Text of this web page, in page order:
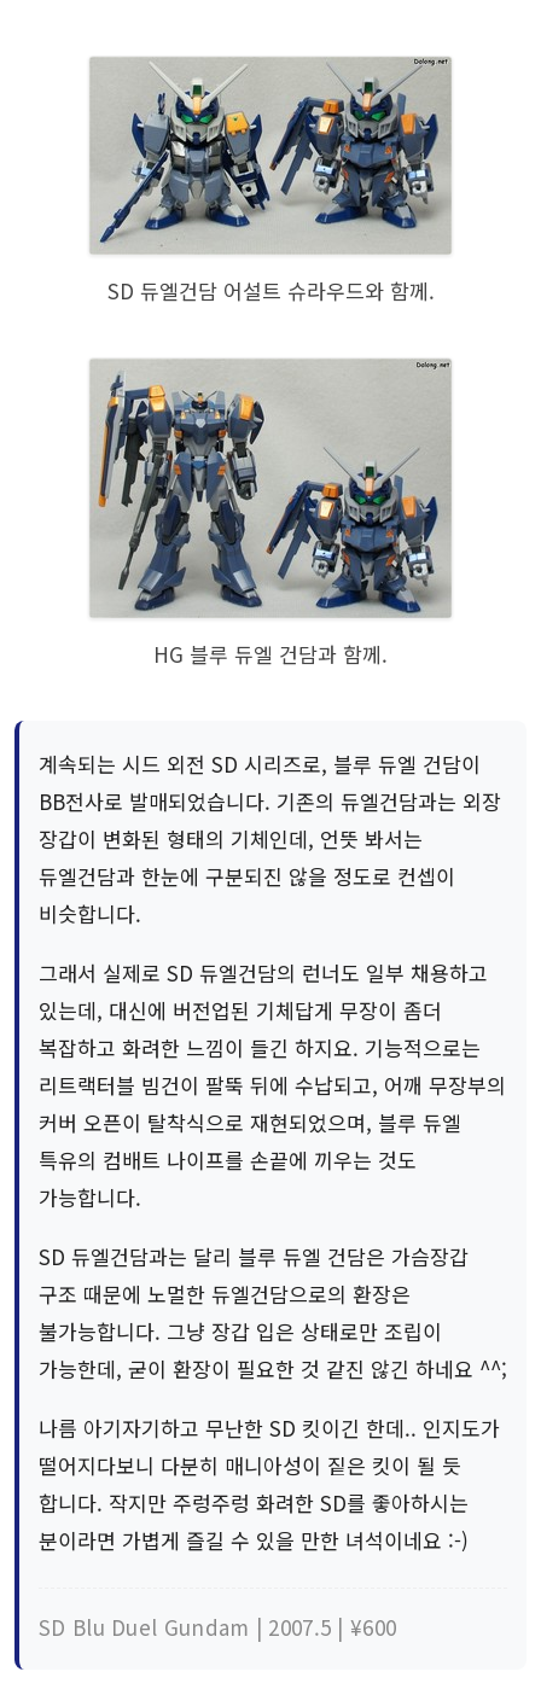
SD 듀엘건담 어설트 슈라우드와 함께.
HG 블루 듀엘 건담과 함께.
계속되는 시드 외전 SD 시리즈로, 블루 듀엘 건담이
BB전사로 발매되었습니다. 기존의 듀엘건담과는 외장
장갑이 변화된 형태의 기체인데, 언뜻 봐서는
듀엘건담과 한눈에 구분되진 않을 정도로 컨셉이
비슷합니다.
그래서 실제로 SD 듀엘건담의 런너도 일부 채용하고
있는데, 대신에 버전업된 기체답게 무장이 좀더
복잡하고 화려한 느낌이 들긴 하지요. 기능적으로는
리트랙터블 빔건이 팔뚝 뒤에 수납되고, 어깨 무장부의
커버 오픈이 탈착식으로 재현되었으며, 블루 듀엘
특유의 컴배트 나이프를 손끝에 끼우는 것도
가능합니다.
SD 듀엘건담과는 달리 블루 듀엘 건담은 가슴장갑
구조 때문에 노멀한 듀엘건담으로의 환장은
불가능합니다. 그냥 장갑 입은 상태로만 조립이
가능한데, 굳이 환장이 필요한 것 같진 않긴 하네요 ^^;
나름 아기자기하고 무난한 SD 킷이긴 한데.. 인지도가
떨어지다보니 다분히 매니아성이 짙은 킷이 될 듯
합니다. 작지만 주렁주렁 화려한 SD를 좋아하시는
분이라면 가볍게 즐길 수 있을 만한 녀석이네요 :-)
SD Blu Duel Gundam | 2007.5 | ¥600